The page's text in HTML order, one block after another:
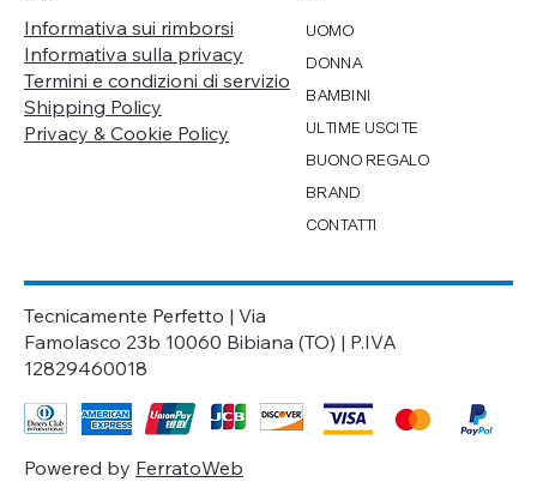
Informativa sui rimborsi
Informativa sulla privacy
Termini e condizioni di servizio
Shipping Policy
Privacy & Cookie Policy
UOMO
DONNA
BAMBINI
ULTIME USCITE
BUONO REGALO
BRAND
CONTATTI
Tecnicamente Perfetto | Via
Famolasco 23b 10060 Bibiana (TO) | P.IVA
12829460018
Powered by FerratoWeb